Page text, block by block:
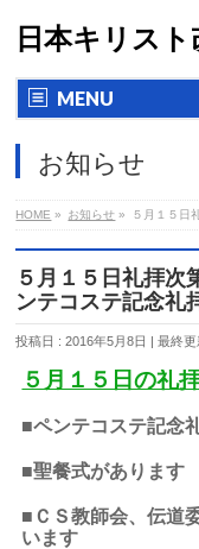
日本キリス
MENU
お知らせ
HOME » お知らせ » ５月１５日
５月１５日礼拝次
ンテコステ記念礼
投稿日 : 2016年5月8日 最終更
５月１５日の礼
■ペンテコステ記念
■聖餐式があります
■ＣＳ教師会、伝道
います